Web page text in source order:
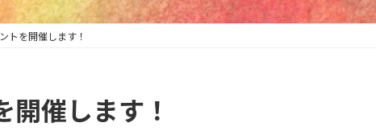
トを開催します！
催します！